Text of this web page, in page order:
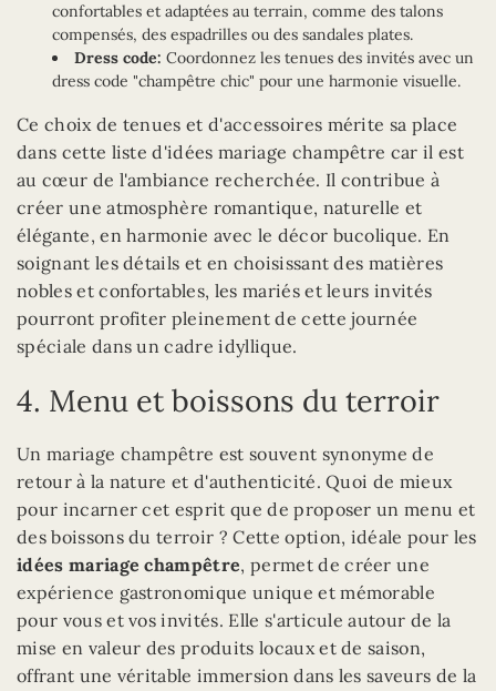
confortables et adaptées au terrain, comme des talons
compensés, des espadrilles ou des sandales plates.
Dress code: Coordonnez les tenues des invités avec un
dress code "champêtre chic" pour une harmonie visuelle.
Ce choix de tenues et d'accessoires mérite sa place
dans cette liste d'idées mariage champêtre car il est
au cœur de l'ambiance recherchée. Il contribue à
créer une atmosphère romantique, naturelle et
élégante, en harmonie avec le décor bucolique. En
soignant les détails et en choisissant des matières
nobles et confortables, les mariés et leurs invités
pourront profiter pleinement de cette journée
spéciale dans un cadre idyllique.
4. Menu et boissons du terroir
Un mariage champêtre est souvent synonyme de
retour à la nature et d'authenticité. Quoi de mieux
pour incarner cet esprit que de proposer un menu et
des boissons du terroir ? Cette option, idéale pour les
idées mariage champêtre, permet de créer une
expérience gastronomique unique et mémorable
pour vous et vos invités. Elle s'articule autour de la
mise en valeur des produits locaux et de saison,
offrant une véritable immersion dans les saveurs de la